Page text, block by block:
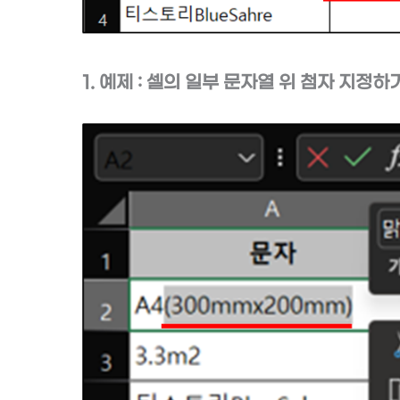
1. 예제 : 셀의 일부 문자열 위 첨자 지정하